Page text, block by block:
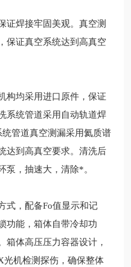
证焊接牢固美观。真空测
保证真空系统达到高真空
构均采用进口原件，保证
系统管道采用自动轨道焊
管道真空测漏采用氦质谱
达到高真空要求。清洗后
泵，抽速大，清除*。
式，配备Fo值显示和记
功能，箱体自带冷却功
箱体高压压力容器设计，
光机检测探伤，确保整体